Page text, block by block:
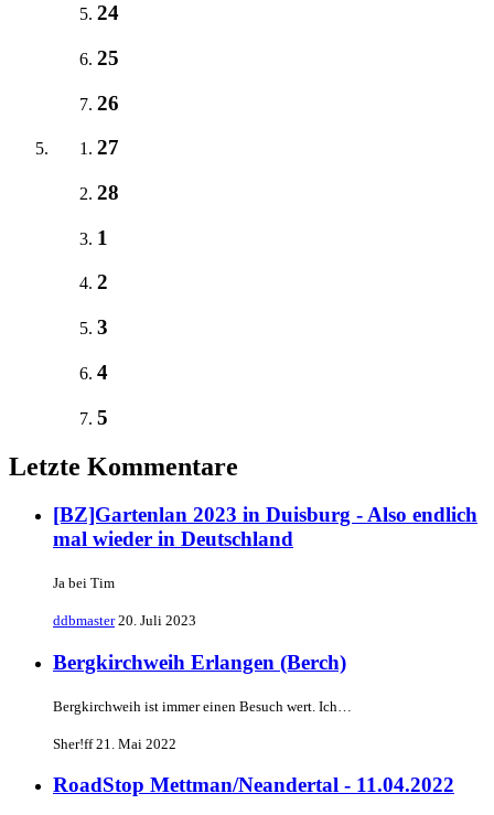
24
25
26
27
28
1
2
3
4
5
Letzte Kommentare
[BZ]Gartenlan 2023 in Duisburg - Also endlich
mal wieder in Deutschland
Ja bei Tim
ddbmaster 20. Juli 2023
Bergkirchweih Erlangen (Berch)
Bergkirchweih ist immer einen Besuch wert. Ich…
Sher!ff21. Mai 2022
RoadStop Mettman/Neandertal - 11.04.2022